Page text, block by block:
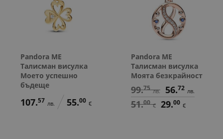
Pandora ME
Талисман висулка
Моето успешно
бъдеще
107.57 лв. 55.00 €
Pandora ME
Талисман висулка
Моята безкрайност
99.75 лв. 56.72 лв.
51.00 € 29.00 €